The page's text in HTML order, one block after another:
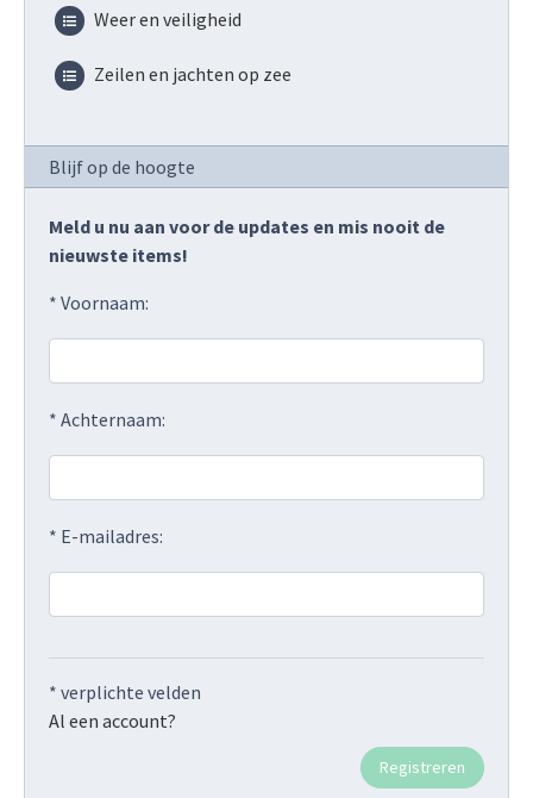
Weer en veiligheid
Zeilen en jachten op zee
Blijf op de hoogte
Meld u nu aan voor de updates en mis nooit de
nieuwste items!
* Voornaam:
* Achternaam:
* E-mailadres:
* verplichte velden
Al een account?